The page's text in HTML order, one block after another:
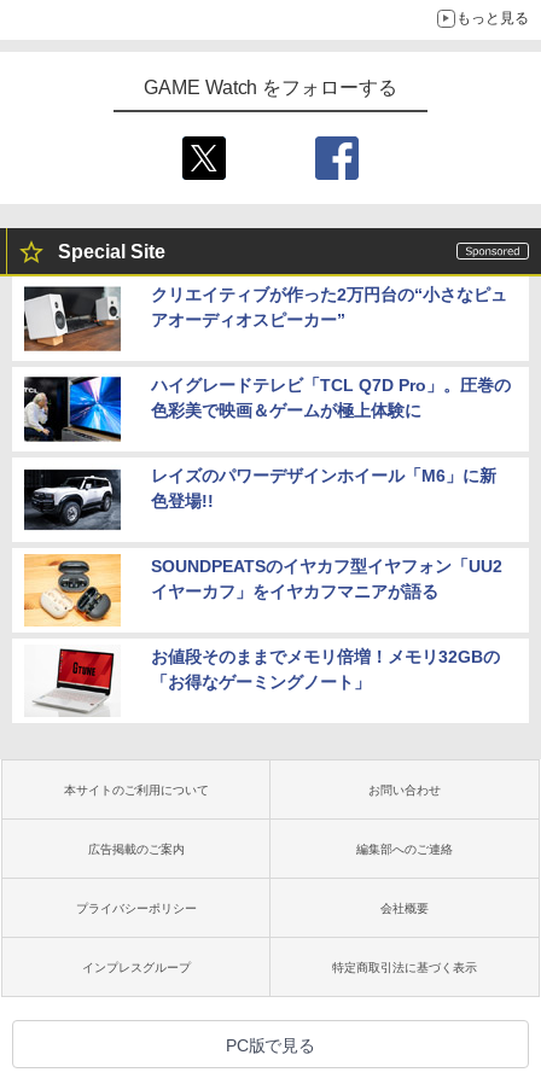
もっと見る
GAME Watch をフォローする
Special Site
クリエイティブが作った2万円台の“小さなピュ
アオーディオスピーカー”
ハイグレードテレビ「TCL Q7D Pro」。圧巻の
色彩美で映画＆ゲームが極上体験に
レイズのパワーデザインホイール「M6」に新
色登場!!
SOUNDPEATSのイヤカフ型イヤフォン「UU2
イヤーカフ」をイヤカフマニアが語る
お値段そのままでメモリ倍増！メモリ32GBの
「お得なゲーミングノート」
本サイトのご利用について お問い合わせ
広告掲載のご案内 編集部へのご連絡
プライバシーポリシー 会社概要
インプレスグループ 特定商取引法に基づく表示
PC版で見る